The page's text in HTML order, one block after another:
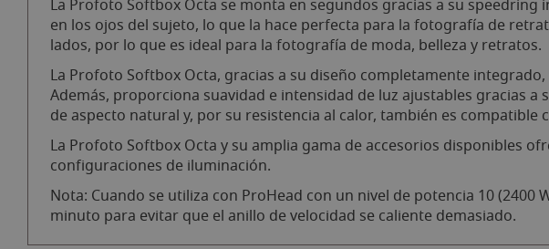
La Profoto Softbox Octa se monta en segundos gracias a su
en los ojos del sujeto, lo que la hace perfecta para la fotografía de
lados, por lo que es ideal para la fotografía de moda, belleza y retratos.
La Profoto Softbox Octa, gracias a su diseño completamente
Además, proporciona suavidad e intensidad de luz ajustables gracias
de aspecto natural y, por su resistencia al calor, también es
La Profoto Softbox Octa y su amplia gama de accesorios disponibles
configuraciones de iluminación.
Nota: Cuando se utiliza con ProHead con un nivel de potencia 10
minuto para evitar que el anillo de velocidad se caliente demasiado.